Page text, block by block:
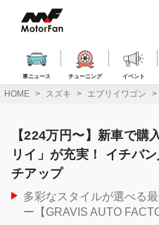
ス
車ニュース チューニング イベント
HOME スズキ エブリイワゴン
【224万円〜】新車で購
リイ」が充実！ イチバ
チアップ
多彩なスタイルが選べる
ー【GRAVIS AUTO